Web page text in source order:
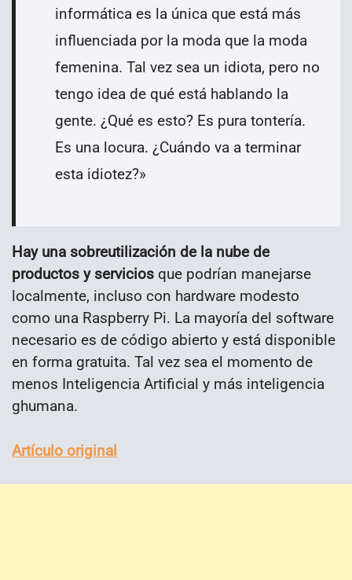
informática es la única que está más
influenciada por la moda que la moda
femenina. Tal vez sea un idiota, pero no
tengo idea de qué está hablando la
gente. ¿Qué es esto? Es pura tontería.
Es una locura. ¿Cuándo va a terminar
esta idiotez?»
Hay una sobreutilización de la nube de
productos y servicios que podrían manejarse
localmente, incluso con hardware modesto
como una Raspberry Pi. La mayoría del software
necesario es de código abierto y está disponible
en forma gratuita. Tal vez sea el momento de
menos Inteligencia Artificial y más inteligencia
ghumana.
Artículo original